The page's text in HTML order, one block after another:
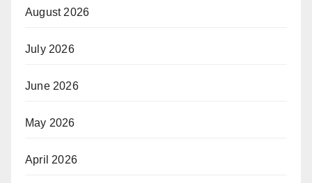
August 2026
July 2026
June 2026
May 2026
April 2026